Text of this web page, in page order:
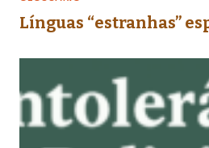
Línguas “estranhas”